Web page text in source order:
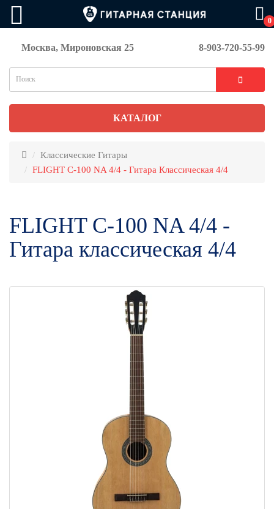
0
Москва, Мироновская 25 8-903-720-55-99
КАТАЛОГ
Классические Гитары
FLIGHT C-100 NA 4/4 - Гитара Классическая 4/4
FLIGHT C-100 NA 4/4 -
Гитара классическая 4/4